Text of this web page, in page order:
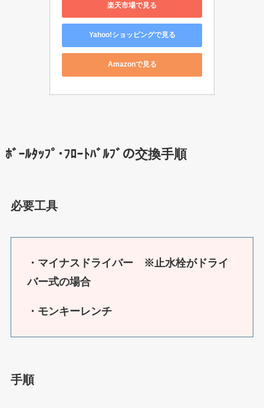
楽天市場で見る
Yahoo!ショッピングで見る
Amazonで見る
ﾎﾞｰﾙﾀｯﾌﾟ･ﾌﾛｰﾄﾊﾞﾙﾌﾞの交換手順
必要工具
・マイナスドライバー ※止水栓がドライ
バー式の場合
・モンキーレンチ
手順